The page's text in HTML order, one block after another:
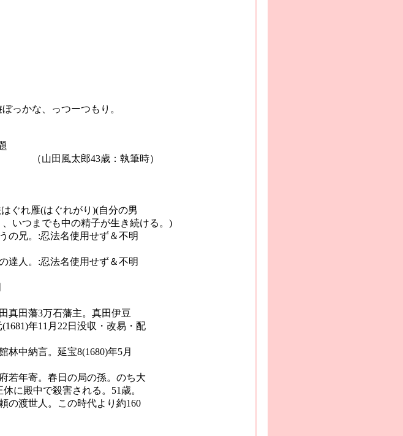
っかな、っつーつもり。
執筆時）
れ雁(はぐれがり)(自分の男
までも中の精子が生き続ける。)
兄。:忍法名使用せず＆不明
達人。:忍法名使用せず＆不明
田藩3万石藩主。真田伊豆
年11月22日没収・改易・配
中納言。延宝8(1680)年5月
年寄。春日の局の孫。のち大
中で殺害される。51歳。
渡世人。この時代より約160